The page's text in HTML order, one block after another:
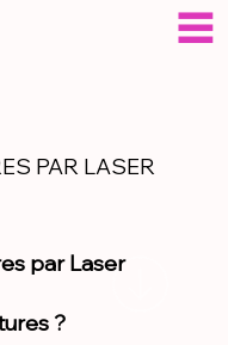
PAR LASER
par Laser
?